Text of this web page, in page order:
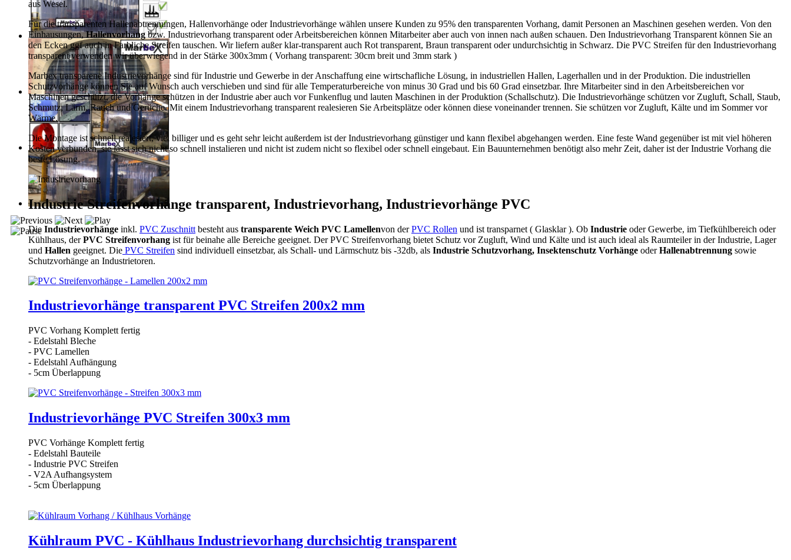
aus Wesel.
Für die transparenten Hallenabtrennungen, Hallenvorhänge oder Industrievorhänge wählen unsere Kunden zu 95% den transparenten Vorhang, damit Personen an Maschinen gesehen werden. Von den
Einhausungen,Hallenvorhang bzw. Industrievorhang transparent oder Arbeitsbereichen können Mitarbeiter aber auch von innen nach außen schauen. Den Industrievorhang Transparent können Sie an
den Ecken ggf auch in Farbliche Streifen tauschen. Wir liefern außer klar-transparent auch Rot transparent, Braun transparent oder undurchsichtig in Schwarz. Die PVC Streifen für den Industrievorhang
transparent verwenden wir überwiegend in der Stärke 300x3mm ( Vorhang transparent: 30cm breit und 3mm stark )
Marbex transparene Industrievorhänge sind für Industrie und Gewerbe in der Anschaffung eine wirtschafliche Lösung, in industriellen Hallen, Lagerhallen und in der Produktion. Die industriellen
Schutzvorhänge können Sie auf Wunsch auch verschieben und sind für alle Temperaturbereiche von minus 30 Grad und bis 60 Grad einsetzbar. Ihre Mitarbeiter sind in den Arbeitsbereichen vor
Maschinen geschützt, die Vorhänge schützen in der Industrie aber auch vor Funkenflug und lauten Maschinen in der Produktion (Schallschutz). Die Industrievorhänge schützen vor Zugluft, Schall, Staub,
Schmutz, Lärm, Rauch und Gerüche. Mit einem Industrievorhang transparent realesieren Sie Arbeitsplätze oder können diese voneinander trennen. Sie schützen vor Zugluft, Kälte und im Sommer vor
Wärme.
Die Montage ist schnell realesiert, viel billiger und es geht sehr leicht außerdem ist der Industrievorhang günstiger und kann flexibel abgehangen werden. Eine feste Wand gegenüber ist mit viel höheren
Kosten verbunden, sie lässt sich nicht so schnell instalieren und nicht ist zudem nicht so flexibel oder schnell eingebaut. Ein Bauunternehmen benötigt also mehr Zeit, daher ist der Industrie Vorhang die
beste Lösung.
Industrie Streifenvorhänge transparent, Industrievorhang, Industrievorhänge PVC
Die Industrievorhänge inkl. PVC Zuschnitt besteht aus transparente Weich PVC Lamellenvon derPVC Rollen und ist transparnet ( Glasklar ). Ob Industrie oder Gewerbe, im Tiefkühlbereich oder
Kühlhaus, derPVC Streifenvorhang ist für beinahe alle Bereiche geeignet. Der PVC Streifenvorhang bietet Schutz vor Zugluft, Wind und Kälte und ist auch ideal als Raumteiler in der Industrie, Lager
und Hallen geeignet. Die PVC Streifen sind individuell einsetzbar, als Schall- und Lärmschutz bis -32db, als Industrie Schutzvorhang, Insektenschutz Vorhänge oderHallenabtrennung sowie
Schutzvorhänge an Industrietoren.
Industrievorhänge transparent PVC Streifen 200x2 mm
PVC Vorhang Komplett fertig
- Edelstahl Bleche
- PVC Lamellen
- Edelstahl Aufhängung
- 5cm Überlappung
Industrievorhänge PVC Streifen 300x3 mm
PVC Vorhänge Komplett fertig
- Edelstahl Bauteile
- Industrie PVC Streifen
- V2A Aufhangsystem
- 5cm Überlappung
Kühlraum PVC - Kühlhaus Industrievorhang durchsichtig transparent